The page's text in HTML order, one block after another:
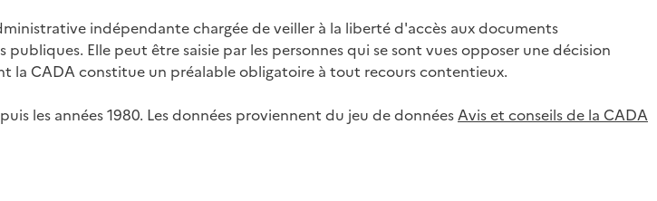
indépendante chargée de veiller à la liberté d'accès aux documents
Elle peut être saisie par les personnes qui se sont vues opposer une décision
la CADA constitue un préalable obligatoire à tout recours contentieux.
les années 1980. Les données proviennent du jeu de donnéesAvis et conseils de la CADA